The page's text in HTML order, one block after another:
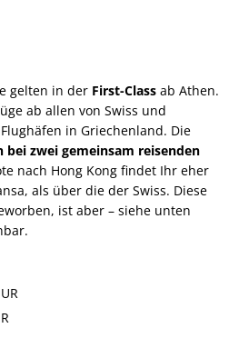
gelten in der First-Class ab Athen.
ab allen von Swiss und
in Griechenland. Die
bei zwei gemeinsam reisenden
nach Hong Kong findet Ihr eher
als über die der Swiss. Diese
ist aber – siehe unten